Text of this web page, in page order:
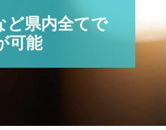
ど県内全てで
可能